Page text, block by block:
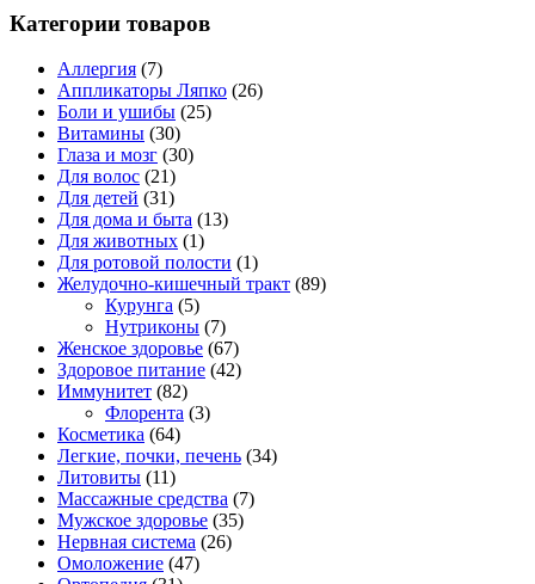
Категории товаров
Аллергия (7)
Аппликаторы Ляпко (26)
Боли и ушибы (25)
Витамины (30)
Глаза и мозг (30)
Для волос (21)
Для детей (31)
Для дома и быта (13)
Для животных (1)
Для ротовой полости (1)
Желудочно-кишечный тракт (89)
Курунга (5)
Нутриконы (7)
Женское здоровье (67)
Здоровое питание (42)
Иммунитет (82)
Флорента (3)
Косметика (64)
Легкие, почки, печень (34)
Литовиты (11)
Массажные средства (7)
Мужское здоровье (35)
Нервная система (26)
Омоложение (47)